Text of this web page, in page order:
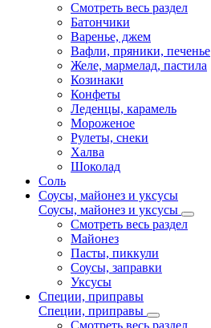
Смотреть весь раздел
Батончики
Варенье, джем
Вафли, пряники, печенье
Желе, мармелад, пастила
Козинаки
Конфеты
Леденцы, карамель
Мороженое
Рулеты, снеки
Халва
Шоколад
Соль
Соусы, майонез и уксусы
Соусы, майонез и уксусы
Смотреть весь раздел
Майонез
Пасты, пиккули
Соусы, заправки
Уксусы
Специи, приправы
Специи, приправы
Смотреть весь раздел